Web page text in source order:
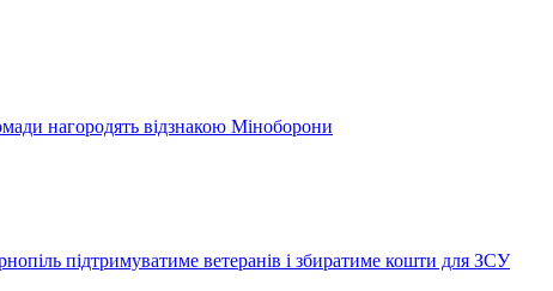
нагородять відзнакою Міноборони
підтримуватиме ветеранів і збиратиме кошти для ЗСУ